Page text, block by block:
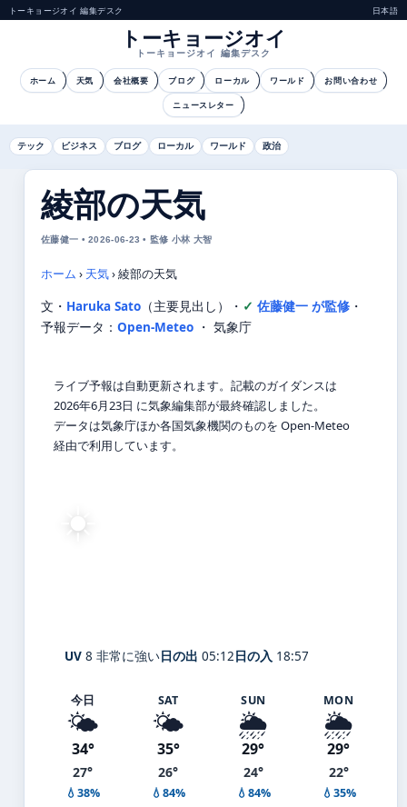
トーキョージオイ 編集デスク 日本語
トーキョージオイ
トーキョージオイ 編集デスク
ホーム 天気 会社概要 ブログ ローカル ワールド お問い合わせ
ニュースレター
テック ビジネス ブログ ローカル ワールド 政治
綾部の天気
佐藤健一 • 2026-06-23 • 監修 小林 大智
ホーム › 天気›綾部の天気
文・ Haruka Sato （主要見出し） ・ 佐藤健一 が監修 ・
予報データ： Open-Meteo ・ 気象庁
ライブ予報は自動更新されます。記載のガイダンスは
2026年6月23日 に気象編集部が最終確認しました。
データは気象庁ほか各国気象機関のものを Open-Meteo
経由で利用しています。
☀️
UV 8 非常に強い日の出 05:12日の入 18:57
今日
🌤️
34°
27°
💧38%
SAT
🌤️
35°
26°
💧84%
SUN
🌦️
29°
24°
💧84%
MON
🌦️
29°
22°
💧35%